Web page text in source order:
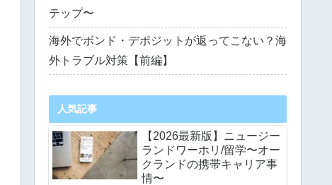
テップ〜
海外でボンド・デポジットが返ってこない？海
外トラブル対策【前編】
人気記事
【2026最新版】ニュージー
ランドワーホリ/留学〜オー
クランドの携帯キャリア事
情〜